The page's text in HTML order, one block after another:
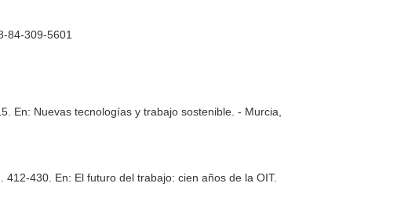
84-309-5601
En: Nuevas tecnologías y trabajo sostenible . - Murcia,
412-430. En: El futuro del trabajo: cien años de la OIT.